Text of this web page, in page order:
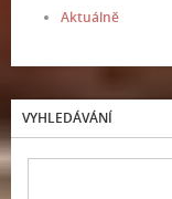
Aktuálně
VYHLEDÁVÁNÍ